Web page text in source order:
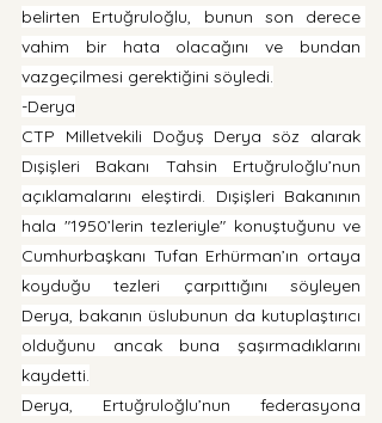
belirten Ertuğruloğlu, bunun son derece
vahim bir hata olacağını ve bundan
vazgeçilmesi gerektiğini söyledi.
-Derya
CTP Milletvekili Doğuş Derya söz alarak
Dışişleri Bakanı Tahsin Ertuğruloğlu’nun
açıklamalarını eleştirdi. Dışişleri Bakanının
hala "1950’lerin tezleriyle" konuştuğunu ve
Cumhurbaşkanı Tufan Erhürman’ın ortaya
koyduğu tezleri çarpıttığını söyleyen
Derya, bakanın üslubunun da kutuplaştırıcı
olduğunu ancak buna şaşırmadıklarını
kaydetti.
Derya, Ertuğruloğlu’nun federasyona